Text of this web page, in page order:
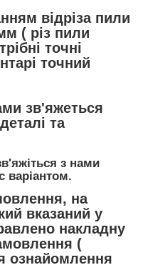
відріза пили
( різ пили
точні
точний
зв'яжеться
та
з нами
варіантом.
на
вказаний у
накладну
(
ознайомлення